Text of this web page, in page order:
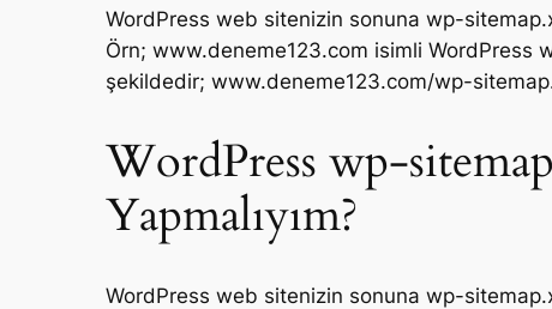
WordPress web sitenizin sonuna wp-
Örn; www.deneme123.com isimli WordPress
şekildedir; www.deneme123.com/wp-
WordPress wp-
Yapmalıyım?
WordPress web sitenizin sonuna wp-